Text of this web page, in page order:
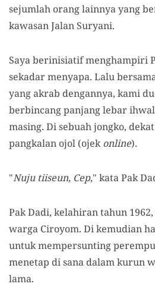
sejumlah orang lainnya yang
kawasan Jalan Suryani.
Saya berinisiatif menghampiri
sekadar menyapa. Lalu
yang akrab dengannya, kami
berbincang panjang lebar
masing. Di sebuah jongko,
pangkalan ojol (ojekonline).
"Nuju tiiseun, Cep," kata Pak
Pak Dadi, kelahiran tahun
warga Ciroyom. Di kemudian
untuk mempersunting
menetap di sana dalam kurun
lama.